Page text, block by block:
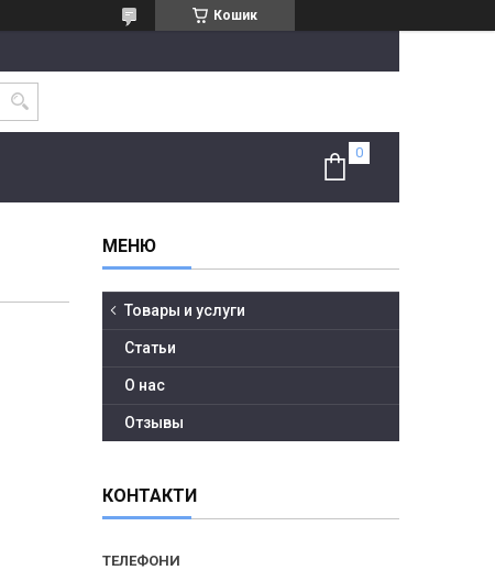
Кошик
Товары и услуги
Статьи
О нас
Отзывы
КОНТАКТИ